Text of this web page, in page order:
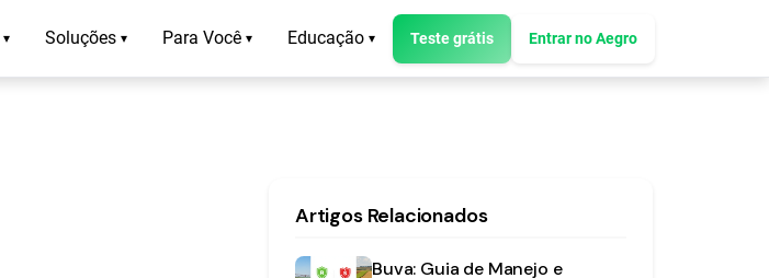
▾ Soluções ▾ Para Você ▾ Educação ▾ Teste grátis Entrar no Aegro
Artigos Relacionados
Buva: Guia de Manejo e